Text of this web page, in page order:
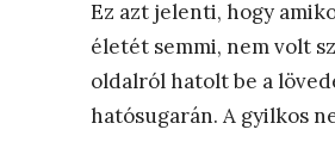
Ez azt jelenti, hogy
életét semmi, nem volt
oldalról hatolt be a
hatósugarán. A gyilkos